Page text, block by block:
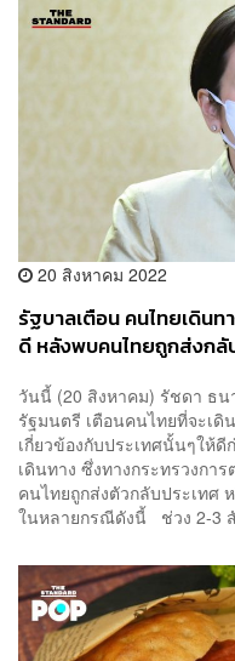
20 สิงหาคม 2022
รัฐบาลเตือน คนไทยเดินท
ดี หลังพบคนไทยถูกส่งก
วันนี้ (20 สิงหาคม) รัชดา ธน
รัฐมนตรี เตือนคนไทยที่จะเดิ
เกี่ยวข้องกับประเทศนั้นๆให้
เดินทาง ซึ่งทางกระทรวงกา
คนไทยถูกส่งตัวกลับประเทศ
ในหลายกรณีดังนี้ ช่วง 2-3